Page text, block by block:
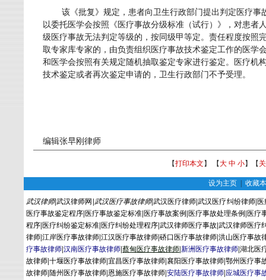
该《批复》规定，患者向卫生行政部门提出判定医疗
以委托医学会按照《医疗事故分级标准（试行）》，对患者
级医疗事故无法判定等级的，按同级甲等定。责任程度按照
取专家库专家的，由负责组织医疗事故技术鉴定工作的医学
和医学会按照有关规定随机抽取鉴定专家进行鉴定。医疗机
技术鉴定或者再次鉴定申请的，卫生行政部门不予受理。
编辑张早刚律师
【打印本文 】 【大 中 小】【
设为主页 收藏
武汉律师|武汉律师网 武汉医疗事故律师|武汉医疗律师 |武汉医疗纠纷律师|
医疗事故鉴定程序 医疗事故鉴定标准 医疗事故案例 医疗事故处理条例 医疗
程序 医疗纠纷鉴定标准 医疗纠纷处理程序 |武汉律师医疗事故 |武汉律师医疗
律师 |江岸医疗事故律师 |江汉医疗事故律师 |硚口医疗事故律师 |洪山医疗事故
疗事故律师 |汉南医疗事故律师 |蔡甸 医疗事故律师 |新洲医疗事故律师 |湖北医
故律师 |十堰医疗事故律师 |宜昌医疗事故律师 |襄阳医疗事故律师 |鄂州医疗事
故律师 随州医疗事故律师 |恩施医疗事故律师 |安陆医疗事故律师 |应城医疗事